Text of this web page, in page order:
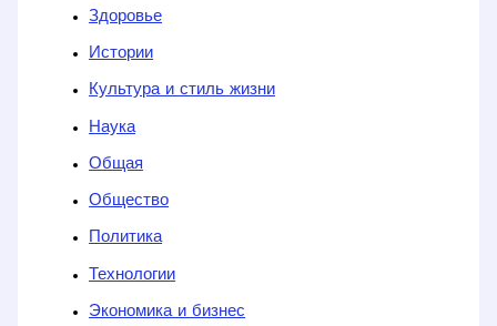
Здоровье
Истории
Культура и стиль жизни
Наука
Общая
Общество
Политика
Технологии
Экономика и бизнес